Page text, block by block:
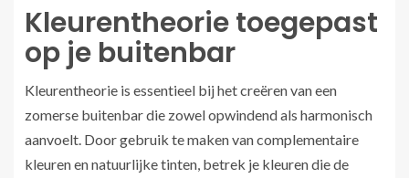
Kleurentheorie toegepast
op je buitenbar
Kleurentheorie is essentieel bij het creëren van een
zomerse buitenbar die zowel opwindend als harmonisch
aanvoelt. Door gebruik te maken van complementaire
kleuren en natuurlijke tinten, betrek je kleuren die de